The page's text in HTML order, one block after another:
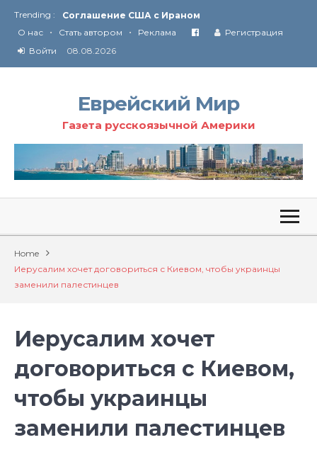
Trending :
Соглашение США с Ираном
Технология Революции в Иране
О нас • Стать автором • Реклама
Регистрация
Войти
08.08.2026
Еврейский Мир
Газета русскоязычной Америки
Home
Иерусалим хочет договориться с Киевом, чтобы украинцы
заменили палестинцев
Иерусалим хочет
договориться с Киевом,
чтобы украинцы
заменили палестинцев